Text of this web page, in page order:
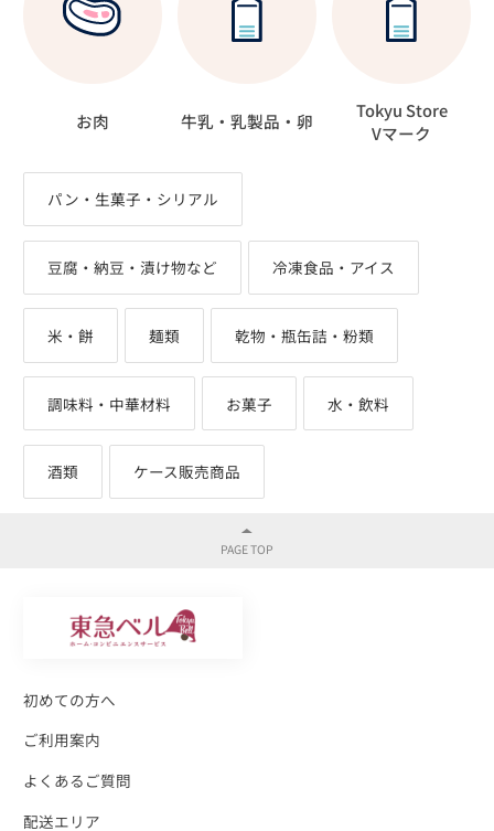
お肉 牛乳・乳製品・卵
Tokyu Store
Vマーク
パン・生菓子・シリアル
豆腐・納豆・漬け物など 冷凍食品・アイス
米・餅 麺類 乾物・瓶缶詰・粉類
調味料・中華材料 お菓子 水・飲料
酒類 ケース販売商品
初めての方へ
ご利用案内
よくあるご質問
配送エリア